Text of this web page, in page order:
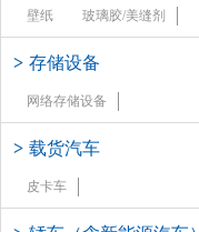
壁纸
玻璃胶/美缝剂
> 存储设备
网络存储设备
> 载货汽车
皮卡车